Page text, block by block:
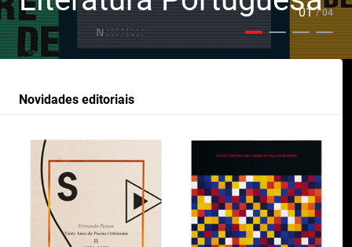
01/ 04
Novidades editoriais